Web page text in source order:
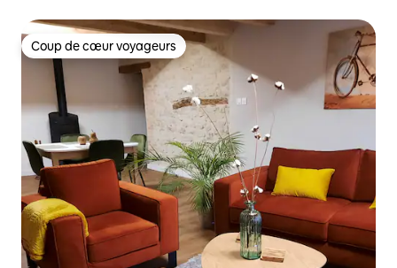
Coup de cœur voyageurs
Coup de cœur voyageurs